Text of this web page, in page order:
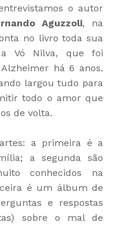
o autor
Aguzzoli, na
no livro toda sua
Vó Nilva, que foi
há 6 anos.
largou tudo para
todo o amor que
de volta.
a primeira é a
a segunda são
conhecidos na
é um álbum de
e respostas
sobre o mal de